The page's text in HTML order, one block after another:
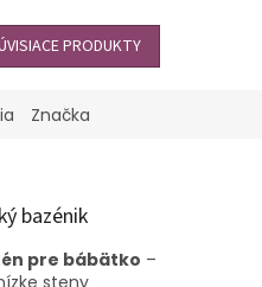
PRODUKTY
Značka
bazénik
pre bábätko –